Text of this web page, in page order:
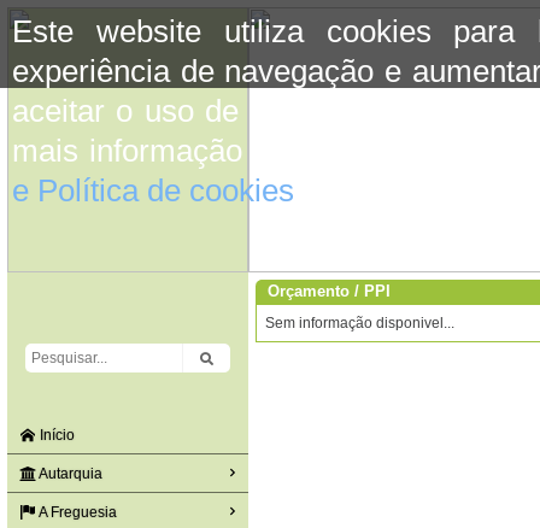
Este website utiliza cookies para
experiência de navegação e
aceitar o uso de cookies basta
mais informação consulte a
e Política de cookies
Início
Autarquia
A Freguesia
Orçamento / PPI
Sem informação disponivel...